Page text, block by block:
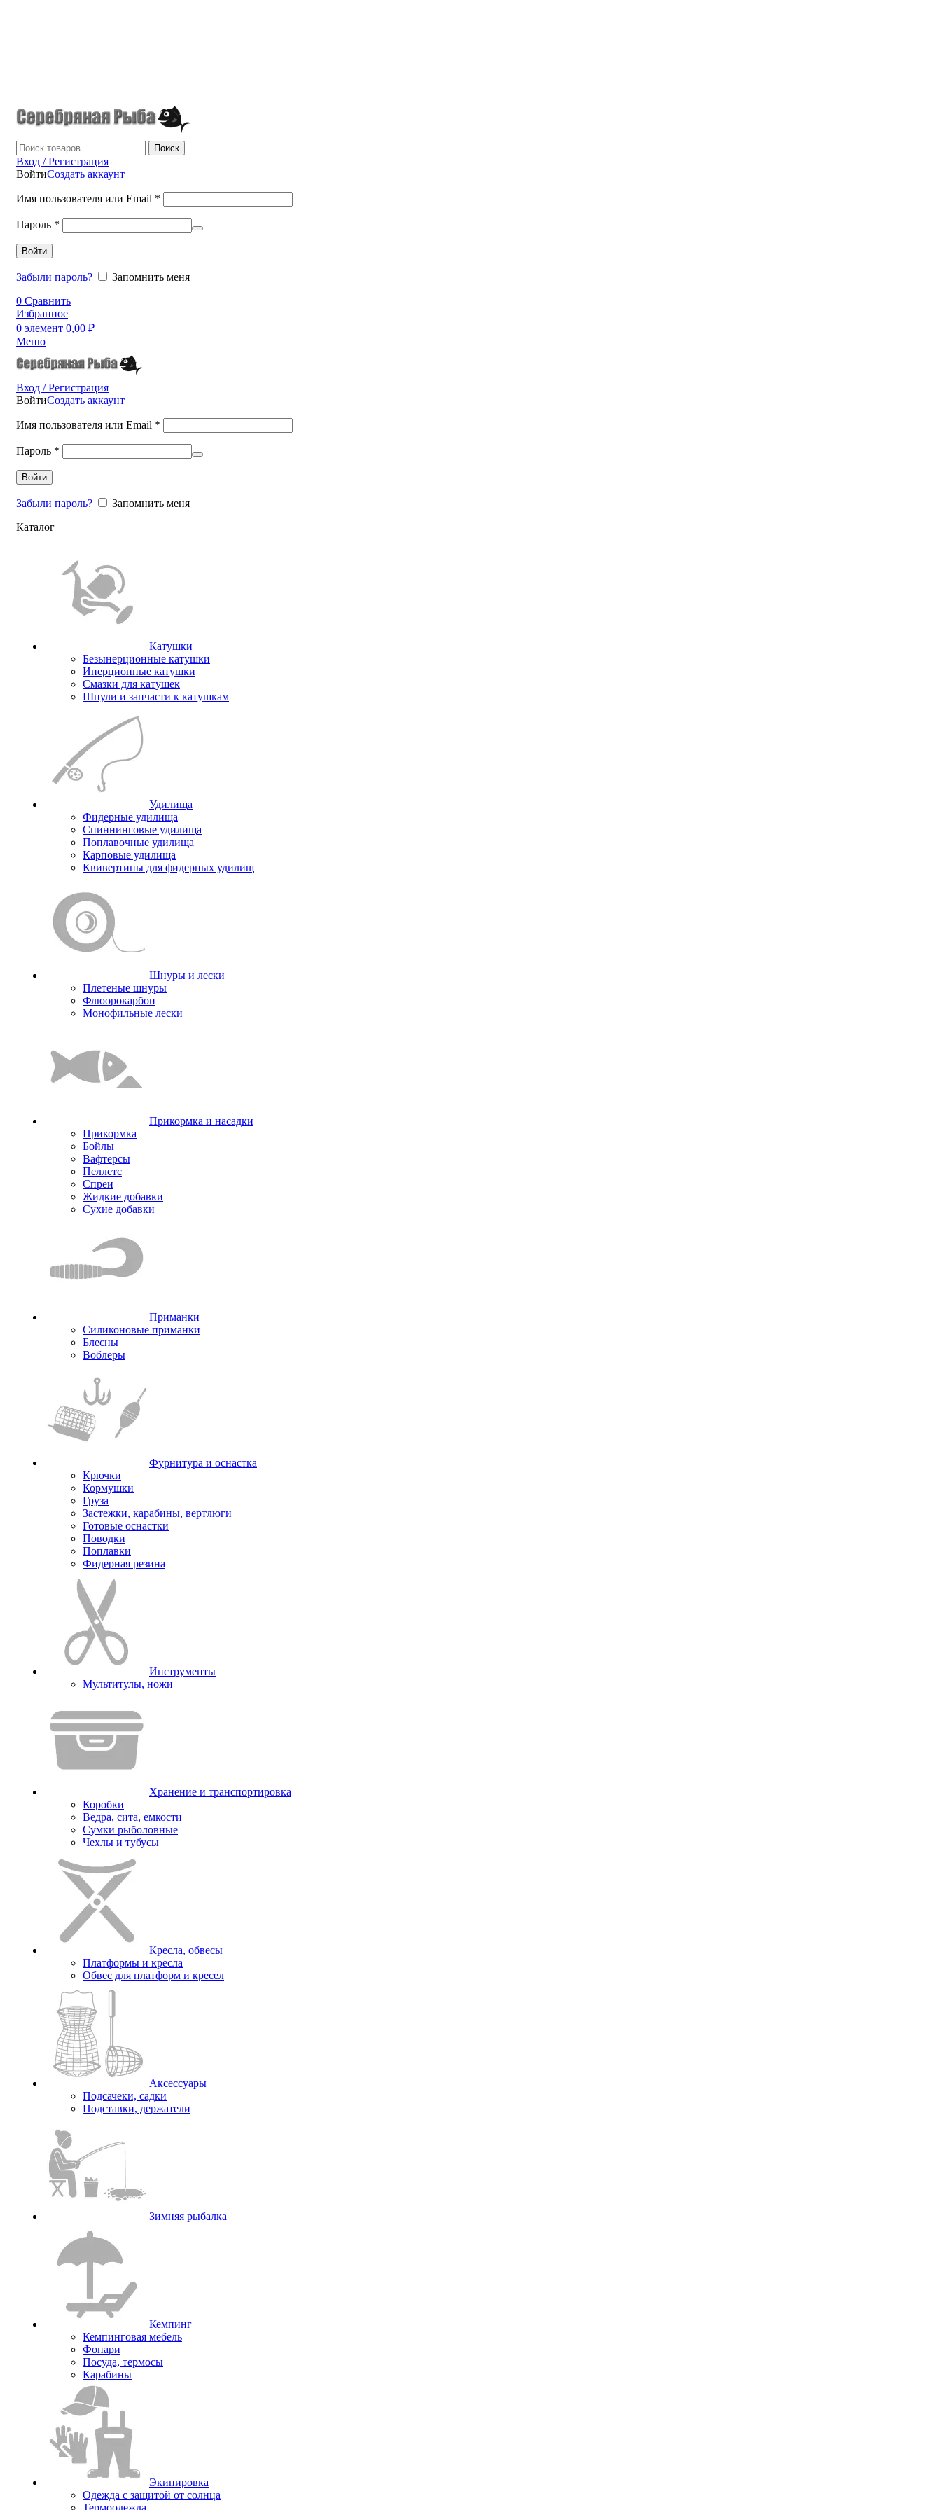
Поиск
Вход / Регистрация
ВойтиСоздать аккаунт
Имя пользователя или Email *
Пароль *
Войти
Забыли пароль?
Запомнить меня
0 Сравнить
Избранное
0 элемент 0,00 ₽
Меню
Вход / Регистрация
ВойтиСоздать аккаунт
Имя пользователя или Email *
Пароль *
Войти
Забыли пароль?
Запомнить меня
Каталог
Катушки
Безынерционные катушки
Инерционные катушки
Смазки для катушек
Шпули и запчасти к катушкам
Удилища
Фидерные удилища
Спиннинговые удилища
Поплавочные удилища
Карповые удилища
Квивертипы для фидерных удилищ
Шнуры и лески
Плетеные шнуры
Флюорокарбон
Монофильные лески
Прикормка и насадки
Прикормка
Бойлы
Вафтерсы
Пеллетс
Спреи
Жидкие добавки
Сухие добавки
Приманки
Силиконовые приманки
Блесны
Воблеры
Фурнитура и оснастка
Крючки
Кормушки
Груза
Застежки, карабины, вертлюги
Готовые оснастки
Поводки
Поплавки
Фидерная резина
Инструменты
Мультитулы, ножи
Хранение и транспортировка
Коробки
Ведра, сита, емкости
Сумки рыболовные
Чехлы и тубусы
Кресла, обвесы
Платформы и кресла
Обвес для платформ и кресел
Аксессуары
Подсачеки, садки
Подставки, держатели
Зимняя рыбалка
Кемпинг
Кемпинговая мебель
Фонари
Посуда, термосы
Карабины
Экипировка
Одежда с защитой от солнца
Термоодежда